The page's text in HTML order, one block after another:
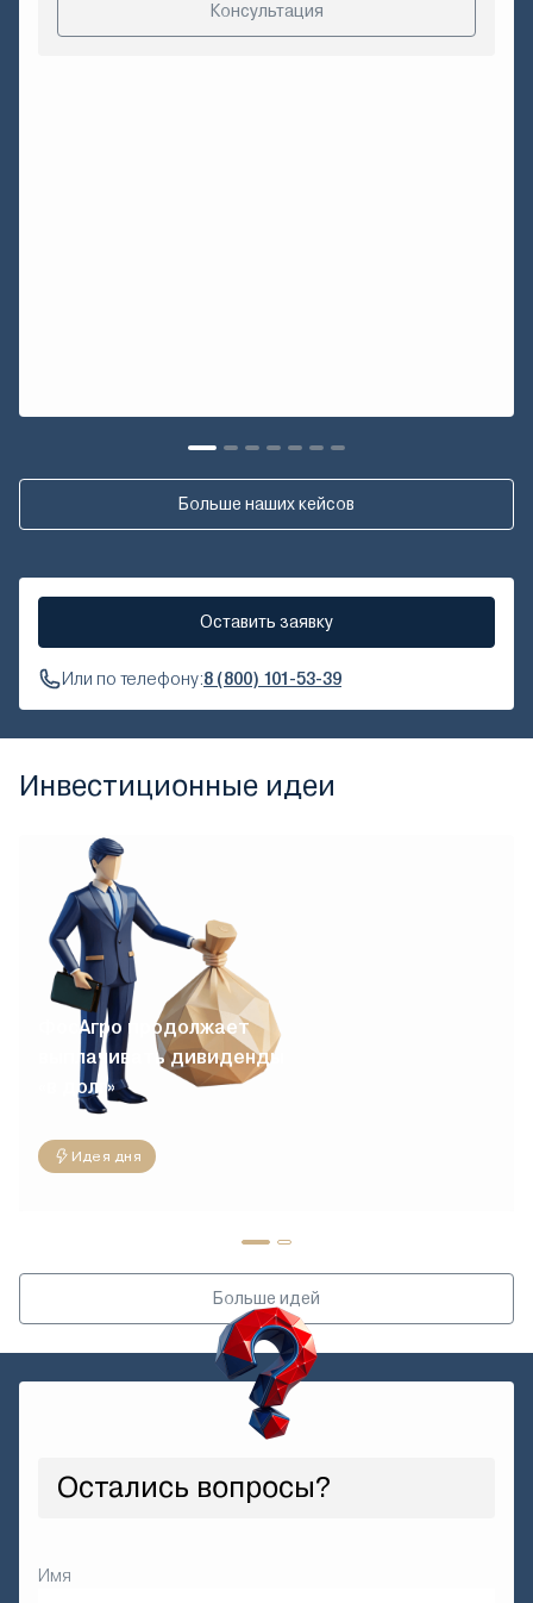
Консультация
Больше наших кейсов
Оставить заявку
Или по телефону:8 (800) 101-53-39
Инвестиционные идеи
ФосАгро продолжает
выплачивать дивиденды
«в долг»
Идея дня
Больше идей
Остались вопросы?
Имя